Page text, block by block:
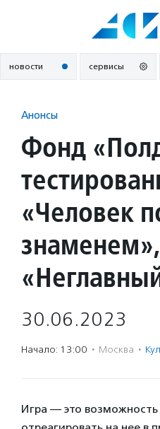
новости сервисы
Анонсы
Фонд
«Человек
знаменем»,
30.06.2023
Начало: 13:00 · Москва ·
Игра — это